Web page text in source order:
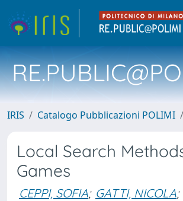
IRIS Catalogo Pubblicazioni POLIMI
Local Search
Games
CEPPI, SOFIA; GATTI, NICOLA;